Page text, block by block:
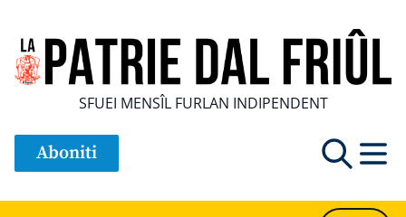
SFUEI MENSÎL FURLAN INDIPENDENT
Aboniti